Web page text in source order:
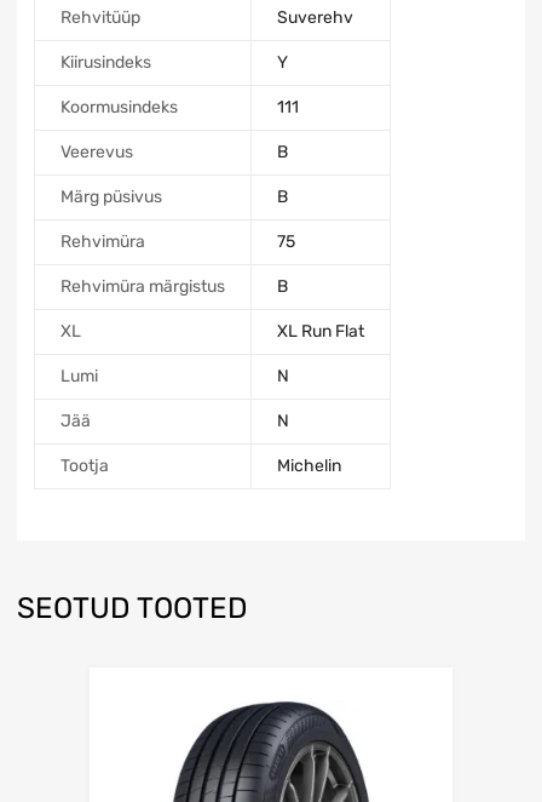
Rehvitüüp Suverehv
Kiirusindeks Y
Koormusindeks 111
Veerevus B
Märg püsivus B
Rehvimüra 75
Rehvimüra märgistus B
XL XL Run Flat
Lumi N
Jää N
Tootja Michelin
SEOTUD TOOTED